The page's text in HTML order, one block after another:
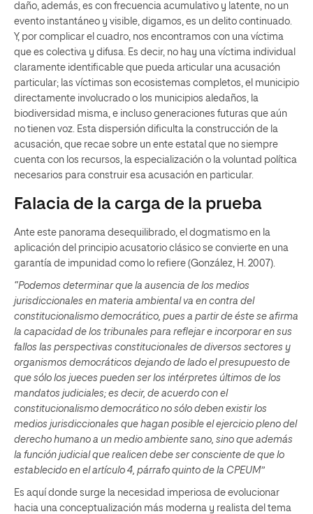
daño, además, es con frecuencia acumulativo y latente, no un
evento instantáneo y visible, digamos, es un delito continuado.
Y, por complicar el cuadro, nos encontramos con una víctima
que es colectiva y difusa. Es decir, no hay una víctima individual
claramente identificable que pueda articular una acusación
particular; las víctimas son ecosistemas completos, el municipio
directamente involucrado o los municipios aledaños, la
biodiversidad misma, e incluso generaciones futuras que aún
no tienen voz. Esta dispersión dificulta la construcción de la
acusación, que recae sobre un ente estatal que no siempre
cuenta con los recursos, la especialización o la voluntad política
necesarios para construir esa acusación en particular.
Falacia de la carga de la prueba
Ante este panorama desequilibrado, el dogmatismo en la
aplicación del principio acusatorio clásico se convierte en una
garantía de impunidad como lo refiere (González, H. 2007).
“Podemos determinar que la ausencia de los medios
jurisdiccionales en materia ambiental va en contra del
constitucionalismo democrático, pues a partir de éste se afirma
la capacidad de los tribunales para reflejar e incorporar en sus
fallos las perspectivas constitucionales de diversos sectores y
organismos democráticos dejando de lado el presupuesto de
que sólo los jueces pueden ser los intérpretes últimos de los
mandatos judiciales; es decir, de acuerdo con el
constitucionalismo democrático no sólo deben existir los
medios jurisdiccionales que hagan posible el ejercicio pleno del
derecho humano a un medio ambiente sano, sino que además
la función judicial que realicen debe ser consciente de que lo
establecido en el artículo 4, párrafo quinto de la CPEUM”
Es aquí donde surge la necesidad imperiosa de evolucionar
hacia una conceptualización más moderna y realista del tema